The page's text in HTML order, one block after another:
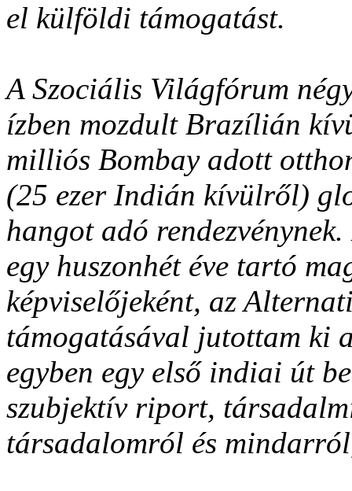
el külföldi támogatást.
A Szociális Világfórum
ízben mozdult Brazílián
milliós Bombay adott
(25 ezer Indián kívülről)
hangot adó
egy huszonhét éve tartó
képviselőjeként, az
támogatásával jutottam ki
egyben egy első indiai út
szubjektív riport,
társadalomról és